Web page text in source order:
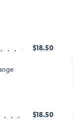
$18.50
$18.50